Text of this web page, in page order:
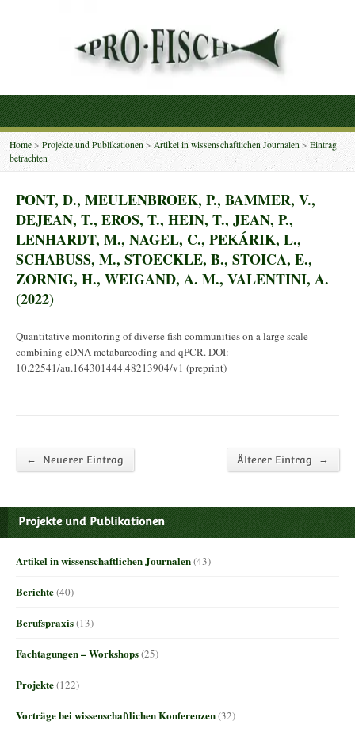
Home >Projekte und Publikationen >Artikel in wissenschaftlichen Journalen >Eintrag
betrachten
PONT, D., MEULENBROEK, P., BAMMER, V.,
DEJEAN, T., EROS, T., HEIN, T., JEAN, P.,
LENHARDT, M., NAGEL, C., PEKÁRIK, L.,
SCHABUSS, M., STOECKLE, B., STOICA, E.,
ZORNIG, H., WEIGAND, A. M., VALENTINI, A.
(2022)
Quantitative monitoring of diverse fish communities on a large scale
combining eDNA metabarcoding and qPCR. DOI:
10.22541/au.164301444.48213904/v1 (preprint)
← Neuerer Eintrag Älterer Eintrag →
Projekte und Publikationen
Artikel in wissenschaftlichen Journalen(43)
Berichte(40)
Berufspraxis(13)
Fachtagungen – Workshops(25)
Projekte(122)
Vorträge bei wissenschaftlichen Konferenzen(32)